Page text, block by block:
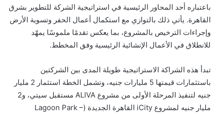
باعتباره أحد المحاور الرئيسية في استراتيجية الشركة للتطوير بشرق
القاهرة. يأتي ذلك بالتوازي مع استكمال أعمال الحفر وتسوية الأرض
وإجراءات الترخيص بالمشروع، بما يعكس تقدمًا ملموسًا يمهّد
للانطلاق في الأعمال الإنشائية الرئيسية وفق المخطط.
تبدأ هذه الشراكة الاستراتيجية طويلة المدى بين الشركتين
باستثمارات قيمتها 5 مليارات جنيه، وتشمل الخطة استثمار 2 مليار
جنيه لتنفيذ المرحلة الأولى من مشروع ALIVA مستقبل سيتي، و2
مليار جنيه لمشروع iCity القاهرة الجديدة (Lagoon Park –